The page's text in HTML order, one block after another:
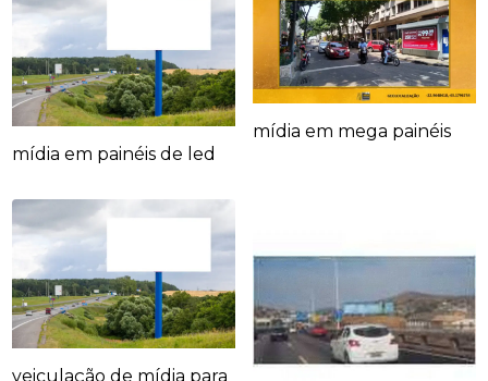
mídia em painéis de led
mídia em mega painéis
veiculação de mídia para